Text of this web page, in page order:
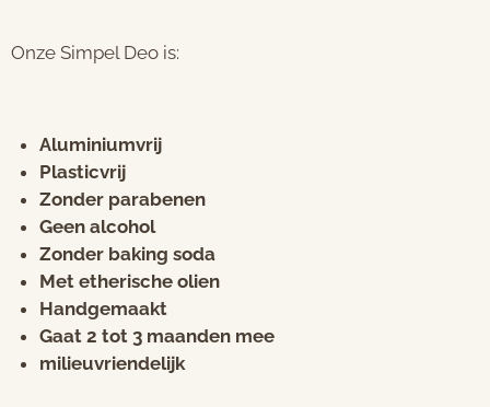
Onze Simpel Deo is:
Aluminiumvrij
Plasticvrij
Zonder parabenen
Geen alcohol
Zonder baking soda
Met etherische olien
Handgemaakt
Gaat 2 tot 3 maanden mee
milieuvriendelijk